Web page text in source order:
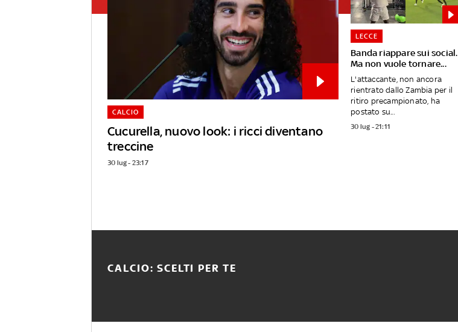
Cucurella, nuovo look: i ricci diventano
treccine
CALCIO
30 lug - 23:17
Banda riappare sui social.
Ma non vuole tornare...
LECCE
L'attaccante, non ancora
rientrato dallo Zambia per il
ritiro precampionato, ha
postato su...
30 lug - 21:11
CALCIO: SCELTI PER TE